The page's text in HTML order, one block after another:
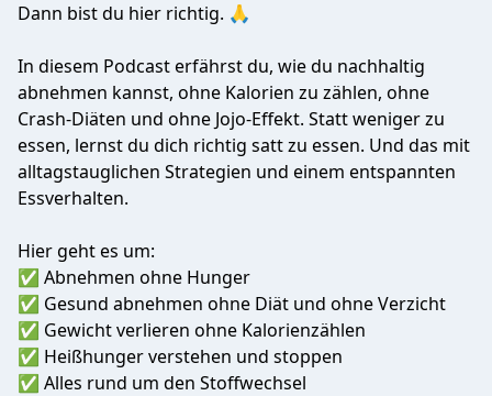
Dann bist du hier richtig. 🙏
In diesem Podcast erfährst du, wie du nachhaltig
abnehmen kannst, ohne Kalorien zu zählen, ohne
Crash-Diäten und ohne Jojo-Effekt. Statt weniger zu
essen, lernst du dich richtig satt zu essen. Und das mit
alltagstauglichen Strategien und einem entspannten
Essverhalten.
Hier geht es um:
✅ Abnehmen ohne Hunger
✅ Gesund abnehmen ohne Diät und ohne Verzicht
✅ Gewicht verlieren ohne Kalorienzählen
✅ Heißhunger verstehen und stoppen
✅ Alles rund um den Stoffwechsel